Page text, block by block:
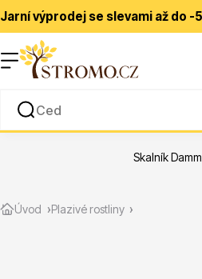
Jarní výprodej se slevami až do -
Rady a tipy
Zlevněné
Úvod Plazivé rostliny
Skalník